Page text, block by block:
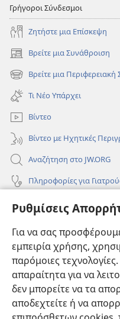
Ρυθμίσεις
Για να σας
εμπειρία χρήσης,
παρόμοιες
απαραίτητα για να
δεν μπορείτε να τα
αποδεχτείτε ή να
Γρήγοροι Σύνδεσμοι
Ζητήστε μια Επίσκεψη
Βρείτε μια Συνάθροιση
(ανοίγει
νέο
παράθυρο)
Βρείτε μια Περιφερειακή
(ανοίγει
νέο
παράθυρο)
Τι Νέο Υπάρχει
Βίντεο
Βίντεο με Ηχητικές
Αναζήτηση στο JW.ORG
Πληροφορίες για
Πληροφορίες για
Συνεισφορές
(ανοίγει
παράθυρο)ΔΙΑΔΙΚΤΥΑΚΗ
(ανοίγει
νέο
παράθυρο)
JW Hub ®